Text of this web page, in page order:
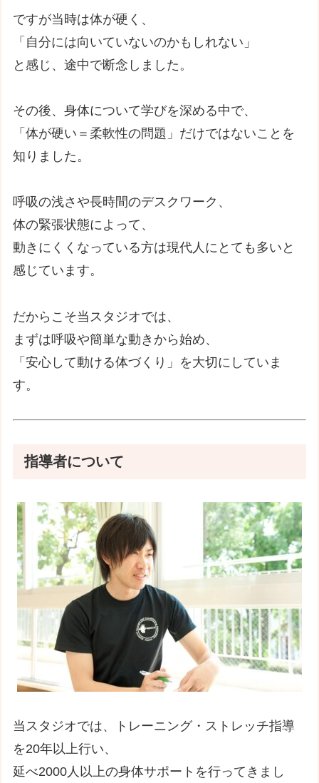
ですが当時は体が硬く、
「自分には向いていないのかもしれない」
と感じ、途中で断念しました。
その後、身体について学びを深める中で、
「体が硬い＝柔軟性の問題」だけではないことを
知りました。
呼吸の浅さや長時間のデスクワーク、
体の緊張状態によって、
動きにくくなっている方は現代人にとても多いと
感じています。
だからこそ当スタジオでは、
まずは呼吸や簡単な動きから始め、
「安心して動ける体づくり」を大切にしていま
す。
指導者について
当スタジオでは、トレーニング・ストレッチ指導
を20年以上行い、
延べ2000人以上の身体サポートを行ってきまし